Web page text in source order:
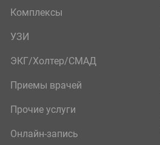
Комплексы
УЗИ
ЭКГ/Холтер/СМАД
Приемы врачей
Прочие услуги
Онлайн-запись